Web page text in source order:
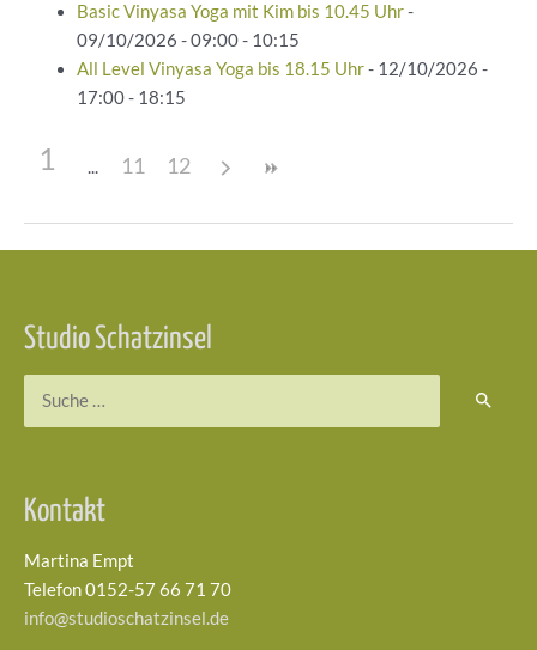
Basic Vinyasa Yoga mit Kim bis 10.45 Uhr-
09/10/2026 - 09:00 - 10:15
All Level Vinyasa Yoga bis 18.15 Uhr- 12/10/2026 -
17:00 - 18:15
1 11 12
Studio Schatzinsel
Kontakt
Martina Empt
Telefon 0152-57 66 71 70
info@studioschatzinsel.de